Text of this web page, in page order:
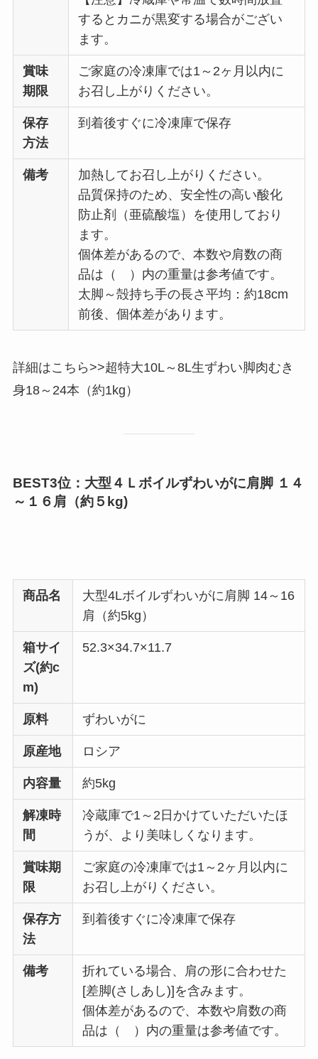
するとカニが黒変する場合がござい
ます。
賞味
期限
ご家庭の冷凍庫では1～2ヶ月以内に
お召し上がりください。
保存
方法
到着後すぐに冷凍庫で保存
備考
加熱してお召し上がりください。
品質保持のため、安全性の高い酸化
防止剤（亜硫酸塩）を使用しており
ます。
個体差があるので、本数や肩数の商
品は（ ）内の重量は参考値です。
太脚～殻持ち手の長さ平均：約18cm
前後、個体差があります。
詳細はこちら>>超特大10L～8L生ずわい脚肉むき
身18～24本（約1kg）
BEST3位：大型４Ｌボイルずわいがに肩脚 １４
～１６肩（約５kg)
商品名
大型4Lボイルずわいがに肩脚 14～16
肩（約5kg）
箱サイ
ズ(約c
m)
52.3×34.7×11.7
原料 ずわいがに
原産地 ロシア
内容量 約5kg
解凍時
間
冷蔵庫で1～2日かけていただいたほ
うが、より美味しくなります。
賞味期
限
ご家庭の冷凍庫では1～2ヶ月以内に
お召し上がりください。
保存方
法
到着後すぐに冷凍庫で保存
備考
折れている場合、肩の形に合わせた
[差脚(さしあし)]を含みます。
個体差があるので、本数や肩数の商
品は（ ）内の重量は参考値です。